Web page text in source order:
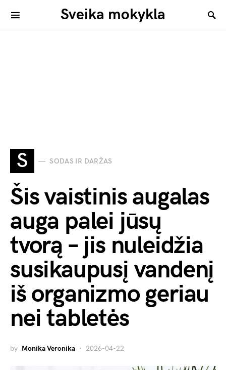
Sveika mokykla
S SODAS IR DARŽAS
Šis vaistinis augalas
auga palei jūsų
tvorą – jis nuleidžia
susikaupusį vandenį
iš organizmo geriau
nei tabletės
by Monika Veronika 2026-04-22